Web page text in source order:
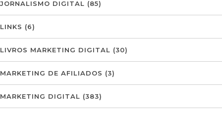
JORNALISMO DIGITAL (85)
LINKS (6)
LIVROS MARKETING DIGITAL (30)
MARKETING DE AFILIADOS (3)
MARKETING DIGITAL (383)